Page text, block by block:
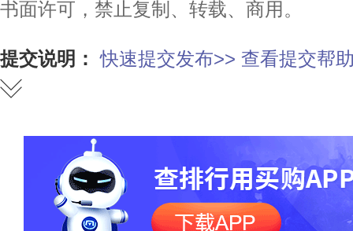
书面许可，禁止复制、转载、商用。
提交说明： 快速提交发布>> 查看提交帮